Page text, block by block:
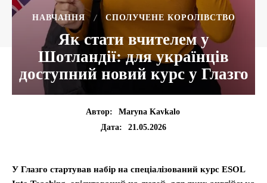
НАВЧАННЯ СПОЛУЧЕНЕ КОРОЛІВСТВО
Як стати вчителем у
Шотландії: для українців
доступний новий курс у Глазго
Автор:
Maryna Kavkalo
Дата:
21.05.2026
У Глазго стартував набір на спеціалізований курс ESOL